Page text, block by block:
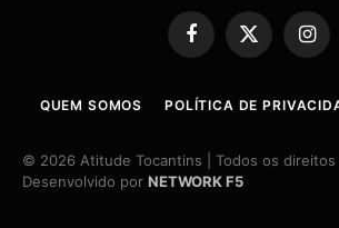
Facebook
X
(Twitter)
QUEM SOMOS POLÍTICA DE
© 2026 Atitude Tocantins | Todos os direitos
Desenvolvido por NETWORK F5